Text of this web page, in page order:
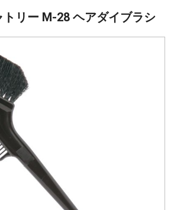
リー M-28 ヘアダイブラシ